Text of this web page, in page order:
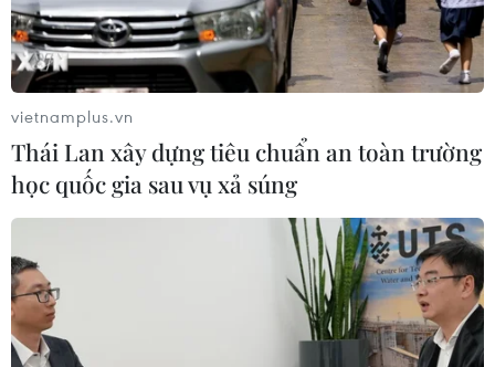
nhất kể từ đầu năm 2018 tới nay.
vietnamplus.vn
Thái Lan xây dựng tiêu chuẩn an toàn trường
học quốc gia sau vụ xả súng